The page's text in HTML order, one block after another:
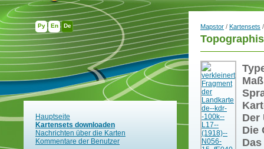
Ру En De
Hauptseite
Kartensets downloaden
Nachrichten über die Karten
Kommentare der Benutzer
Mapstor / Kartensets
Der
Die